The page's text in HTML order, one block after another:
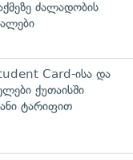
ძალადობის
Card-ისა და
ქუთაისში
ტარიფით